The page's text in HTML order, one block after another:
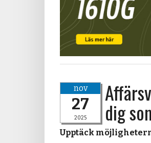
nov
27
2025 dig
Upptäck